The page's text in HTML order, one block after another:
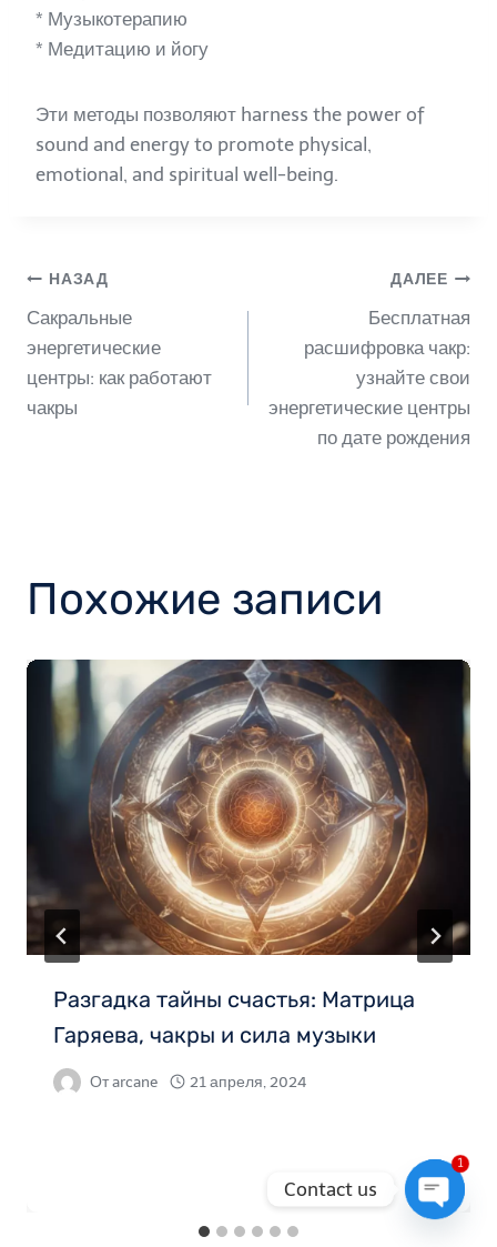
* Музыкотерапию
* Медитацию и йогу
Эти методы позволяют harness the power of
sound and energy to promote physical,
emotional, and spiritual well-being.
Навигация
по
записям
НАЗАД
Сакральные
энергетические
центры: как работают
чакры
ДАЛЕЕ
Бесплатная
расшифровка чакр:
узнайте свои
энергетические центры
по дате рождения
Похожие записи
Разгадка тайны счастья: Матрица
Гаряева, чакры и сила музыки
Отarcane 21 апреля, 2024
Contact us
1